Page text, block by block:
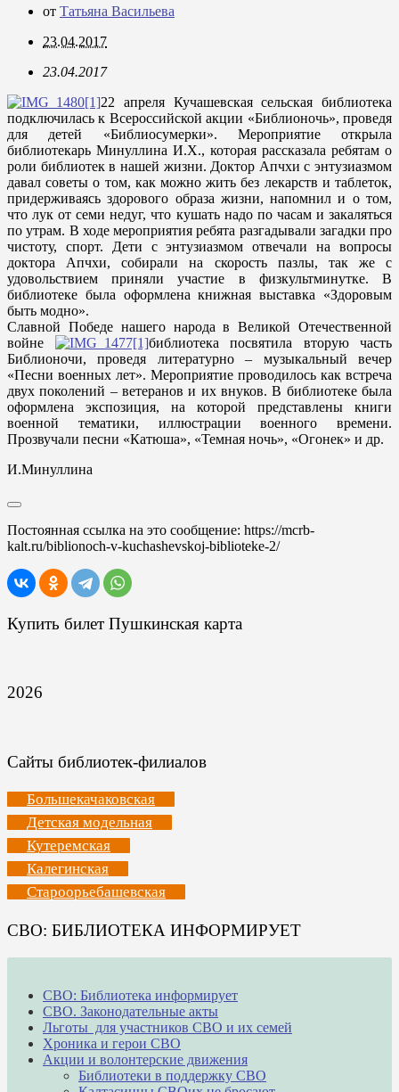
от Татьяна Васильева
23.04.2017
23.04.2017
22 апреля Кучашевская сельская библиотека
подключилась к Всероссийской акции «Библионочь», проведя
для детей «Библиосумерки». Мероприятие открыла
библиотекарь Минуллина И.Х., которая рассказала ребятам о
роли библиотек в нашей жизни. Доктор Апчхи с энтузиазмом
давал советы о том, как можно жить без лекарств и таблеток,
придерживаясь здорового образа жизни, напомнил и о том,
что лук от семи недуг, что кушать надо по часам и закаляться
по утрам. В ходе мероприятия ребята разгадывали загадки про
чистоту, спорт. Дети с энтузиазмом отвечали на вопросы
доктора Апчхи, собирали на скорость пазлы, так же с
удовольствием приняли участие в физкультминутке. В
библиотеке была оформлена книжная выставка «Здоровым
быть модно».
Славной Победе нашего народа в Великой Отечественной
войне
библиотека посвятила вторую часть
Библионочи, проведя литературно – музыкальный вечер
«Песни военных лет». Мероприятие проводилось как встреча
двух поколений – ветеранов и их внуков. В библиотеке была
оформлена экспозиция, на которой представлены книги
военной тематики, иллюстрации военного времени.
Прозвучали песни «Катюша», «Темная ночь», «Огонек» и др.
И.Минуллина
Постоянная ссылка на это сообщение: https://mcrb-
kalt.ru/biblionoch-v-kuchashevskoj-biblioteke-2/
Купить билет Пушкинская карта
2026
Сайты библиотек-филиалов
Большекачаковская
Детская модельная
Кутеремская
Калегинская
Староорьебашевская
СВО: БИБЛИОТЕКА ИНФОРМИРУЕТ
СВО: Библиотека информирует
СВО. Законодательные акты
Льготы для участников СВО и их семей
Хроника и герои СВО
Акции и волонтерские движения
Библиотеки в поддержку СВО